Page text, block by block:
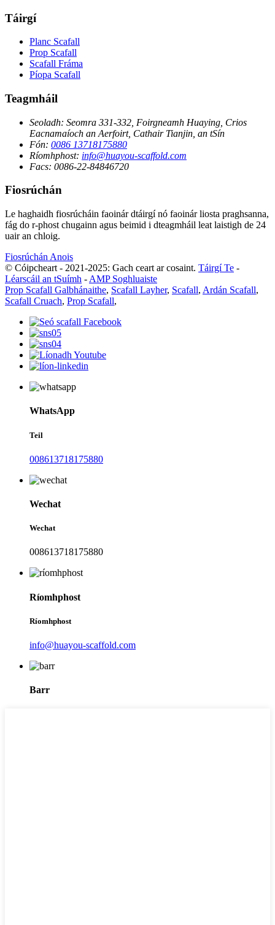
Táirgí
Planc Scafall
Prop Scafall
Scafall Fráma
Píopa Scafall
Teagmháil
Seoladh: Seomra 331-332, Foirgneamh Huaying, Crios
Eacnamaíoch an Aerfoirt, Cathair Tianjin, an tSín
Fón: 0086 13718175880
Ríomhphost: info@huayou-scaffold.com
Facs: 0086-22-84846720
Fiosrúchán
Le haghaidh fiosrúcháin faoinár dtáirgí nó faoinár liosta praghsanna,
fág do r-phost chugainn agus beimid i dteagmháil leat laistigh de 24
uair an chloig.
Fiosrúchán Anois
© Cóipcheart - 2021-2025: Gach ceart ar cosaint. Táirgí Te -
Léarscáil an tSuímh - AMP Soghluaiste
Prop Scafall Galbhánaithe, Scafall Layher, Scafall, Ardán Scafall,
Scafall Cruach, Prop Scafall,
WhatsApp
Teil
008613718175880
Wechat
Wechat
008613718175880
Ríomhphost
Ríomhphost
info@huayou-scaffold.com
Barr